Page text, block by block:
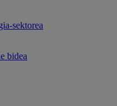
sektorea
bidea